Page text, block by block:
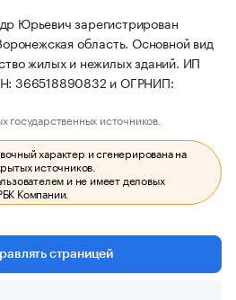
Юрьевич зарегистрирован
область. Основной вид
жилых и нежилых зданий. ИП
366518890832 и ОГРНИП:
государственных источников.
характер и сгенерирована на
источников.
и не имеет деловых
Компании.
страницей